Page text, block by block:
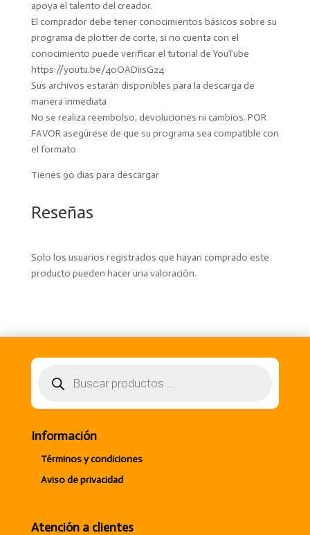
apoya el talento del creador.
El comprador debe tener conocimientos básicos sobre su
programa de plotter de corte, si no cuenta con el
conocimiento puede verificar el tutorial de YouTube
https://youtu.be/40OADiisG24
Sus archivos estarán disponibles para la descarga de
manera inmediata
No se realiza reembolso, devoluciones ni cambios. POR
FAVOR asegúrese de que su programa sea compatible con
el formato
Tienes 90 dias para descargar
Reseñas
Solo los usuarios registrados que hayan comprado este
producto pueden hacer una valoración.
productos
Información
Términos y condiciones
Aviso de privacidad
Atención a clientes